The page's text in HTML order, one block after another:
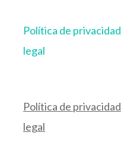
Política de privacidad
legal
Política de privacidad
legal